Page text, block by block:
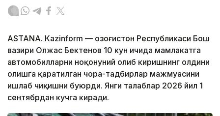
ASTANА. Кazinform — Қозоғистон Республикаси Бош
вазири Олжас Бектенов 10 кун ичида мамлакатга
автомобилларни ноқонуний олиб киришнинг олдини
олишга қаратилган чора-тадбирлар мажмуасини
ишлаб чиқишни буюрди. Янги талаблар 2026 йил 1
сентябрдан кучга киради.